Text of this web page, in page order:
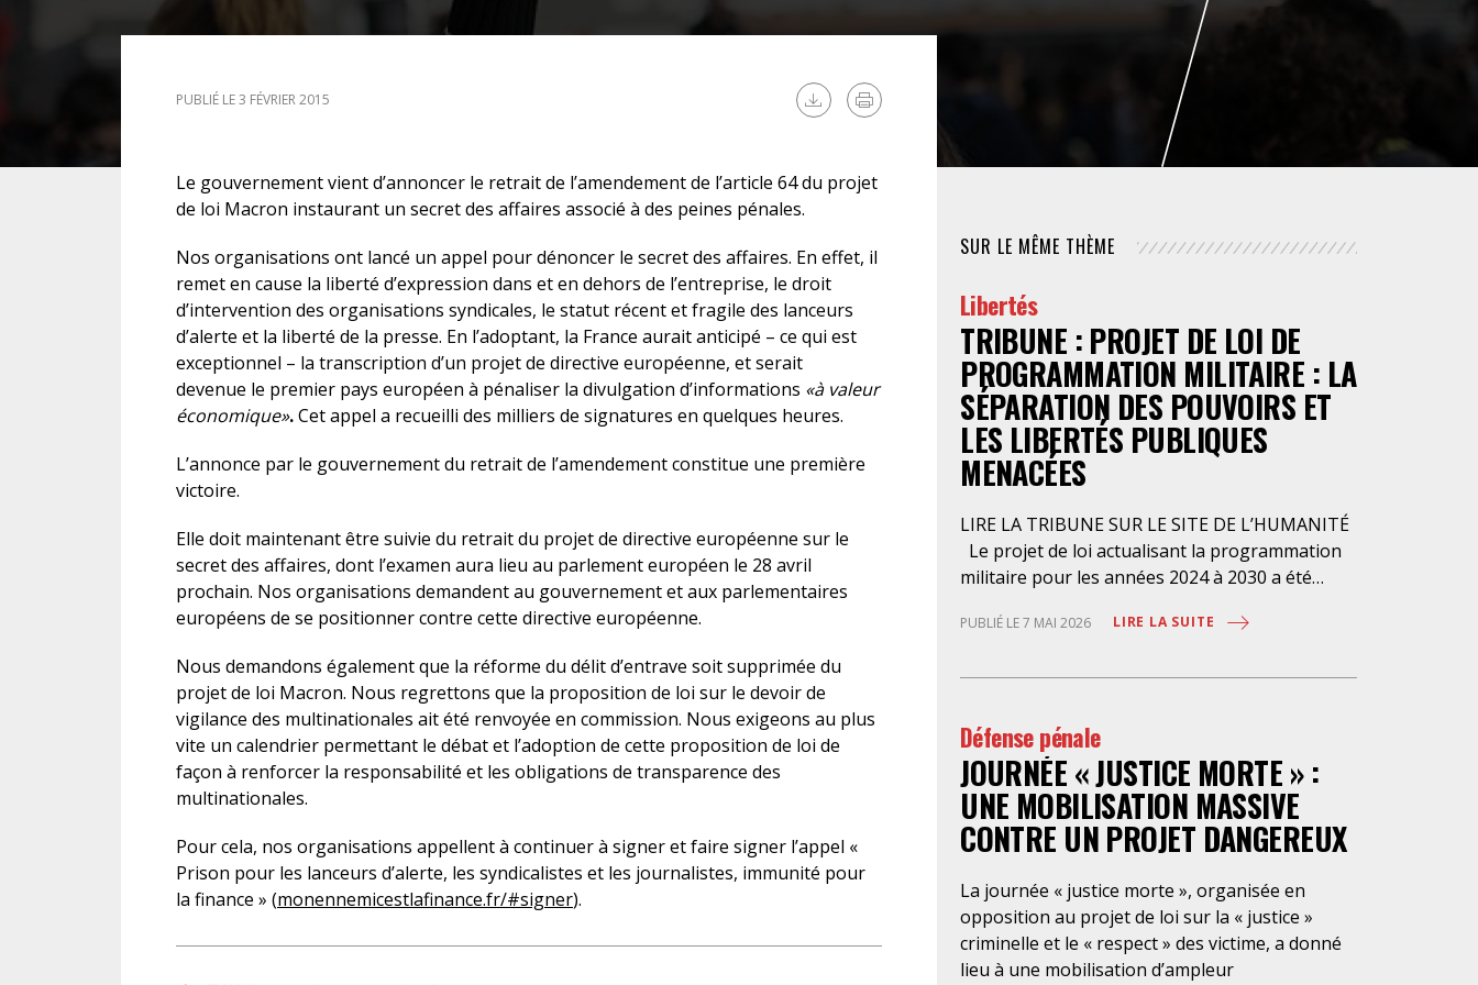
DROIT DES MINEURS
DROIT INTERNATIONAL
POLICE / MAINTIEN DE L'ORDRE
PROCÉDURE CIVILE
PUBLIÉ LE 3 FÉVRIER 2015
Le gouvernement vient d’annoncer le retrait de l’amendement de l’article 64 du projet
de loi Macron instaurant un secret des affaires associé à des peines pénales.
Nos organisations ont lancé un appel pour dénoncer le secret des affaires. En effet, il
remet en cause la liberté d’expression dans et en dehors de l’entreprise, le droit
d’intervention des organisations syndicales, le statut récent et fragile des lanceurs
d’alerte et la liberté de la presse. En l’adoptant, la France aurait anticipé – ce qui est
exceptionnel – la transcription d’un projet de directive européenne, et serait
devenue le premier pays européen à pénaliser la divulgation d’informations «à valeur
économique».Cet appel a recueilli des milliers de signatures en quelques heures.
L’annonce par le gouvernement du retrait de l’amendement constitue une première
victoire.
Elle doit maintenant être suivie du retrait du projet de directive européenne sur le
secret des affaires, dont l’examen aura lieu au parlement européen le 28 avril
prochain. Nos organisations demandent au gouvernement et aux parlementaires
européens de se positionner contre cette directive européenne.
Nous demandons également que la réforme du délit d’entrave soit supprimée du
projet de loi Macron. Nous regrettons que la proposition de loi sur le devoir de
vigilance des multinationales ait été renvoyée en commission. Nous exigeons au plus
vite un calendrier permettant le débat et l’adoption de cette proposition de loi de
façon à renforcer la responsabilité et les obligations de transparence des
multinationales.
Pour cela, nos organisations appellent à continuer à signer et faire signer l’appel «
Prison pour les lanceurs d’alerte, les syndicalistes et les journalistes, immunité pour
la finance » (monennemicestlafinance.fr/#signer).
SUR LE MÊME THÈME
Libertés
TRIBUNE : PROJET DE LOI DE
PROGRAMMATION MILITAIRE : LA
SÉPARATION DES POUVOIRS ET
LES LIBERTÉS PUBLIQUES
MENACÉES
LIRE LA TRIBUNE SUR LE SITE DE L’HUMANITÉ
Le projet de loi actualisant la programmation
militaire pour les années 2024 à 2030 a été
dernier et doit être examiné à
prochain. Sous couvert de « réarmer la France »,
d’urgence », « l’état d’alerte de sécurité
nationale » (article 21 du projet de loi), afin de
passer en phase d’économie de guerre… sans
guerre et de pouvoir déroger tant à la
séparation des pouvoirs qu’aux règles de droit
possibilité de déclarer cet état d’alerte en
conseil des ministres soit parce qu’il estimerait
que la France serait menacée ou en vertu
d’accords internationaux engageant la France à
PUBLIÉ LE 7 MAI 2026 LIRE LA SUITE
Défense pénale
JOURNÉE « JUSTICE MORTE » :
UNE MOBILISATION MASSIVE
CONTRE UN PROJET DANGEREUX
La journée « justice morte », organisée en
opposition au projet de loi sur la « justice »
criminelle et le « respect » des victime, a donné
lieu à une mobilisation d’ampleur